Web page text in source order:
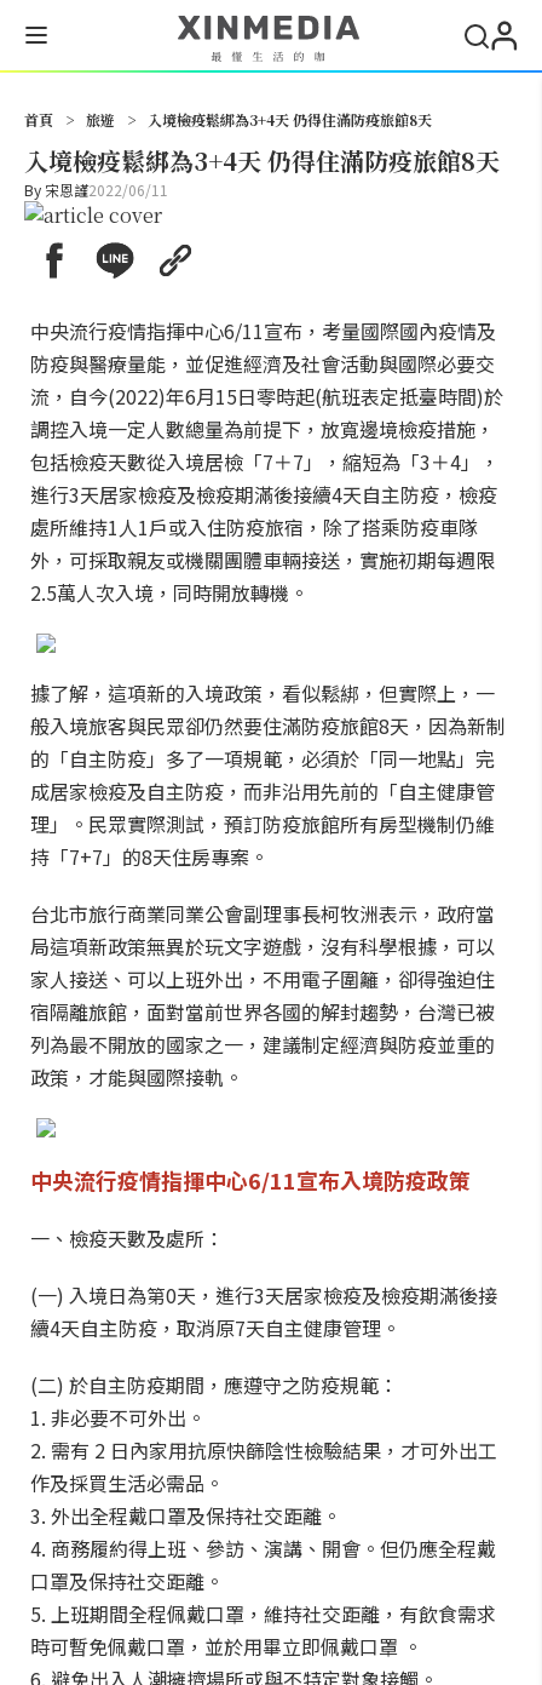
首頁 > 旅遊 > 入境檢疫鬆綁為3+4天 仍得住滿防疫旅館8天
入境檢疫鬆綁為3+4天 仍得住滿防疫旅館8天
By 宋恩謹2022/06/11
中央流行疫情指揮中心6/11宣布，考量國際國內疫情及
防疫與醫療量能，並促進經濟及社會活動與國際必要交
流，自今(2022)年6月15日零時起(航班表定抵臺時間)於
調控入境一定人數總量為前提下，放寬邊境檢疫措施，
包括檢疫天數從入境居檢「7＋7」，縮短為「3＋4」，
進行3天居家檢疫及檢疫期滿後接續4天自主防疫，檢疫
處所維持1人1戶或入住防疫旅宿，除了搭乘防疫車隊
外，可採取親友或機關團體車輛接送，實施初期每週限
2.5萬人次入境，同時開放轉機。
據了解，這項新的入境政策，看似鬆綁，但實際上，一
般入境旅客與民眾卻仍然要住滿防疫旅館8天，因為新制
的「自主防疫」多了一項規範，必須於「同一地點」完
成居家檢疫及自主防疫，而非沿用先前的「自主健康管
理」。民眾實際測試，預訂防疫旅館所有房型機制仍維
持「7+7」的8天住房專案。
台北市旅行商業同業公會副理事長柯牧洲表示，政府當
局這項新政策無異於玩文字遊戲，沒有科學根據，可以
家人接送、可以上班外出，不用電子圍籬，卻得強迫住
宿隔離旅館，面對當前世界各國的解封趨勢，台灣已被
列為最不開放的國家之一，建議制定經濟與防疫並重的
政策，才能與國際接軌。
中央流行疫情指揮中心6/11宣布入境防疫政策
一、檢疫天數及處所：
(一) 入境日為第0天，進行3天居家檢疫及檢疫期滿後接
續4天自主防疫，取消原7天自主健康管理。
(二) 於自主防疫期間，應遵守之防疫規範：
1. 非必要不可外出。
2. 需有 2 日內家用抗原快篩陰性檢驗結果，才可外出工
作及採買生活必需品。
3. 外出全程戴口罩及保持社交距離。
4. 商務履約得上班、參訪、演講、開會。但仍應全程戴
口罩及保持社交距離。
5. 上班期間全程佩戴口罩，維持社交距離，有飲食需求
時可暫免佩戴口罩，並於用畢立即佩戴口罩 。
6. 避免出入人潮擁擠場所或與不特定對象接觸。